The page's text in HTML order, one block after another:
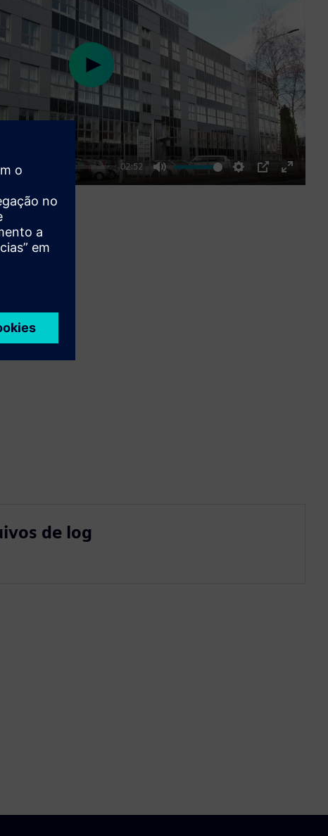
02:52
Mute Settings
PIP
Enter
Play
de log